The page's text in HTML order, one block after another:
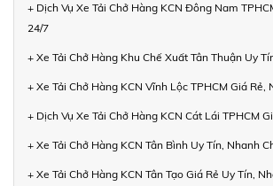
+ Dịch Vụ Xe Tải Chở Hàng KCN Đông Nam
24/7
+ Xe Tải Chở Hàng Khu Chế Xuất Tân Thuận Uy
+ Xe Tải Chở Hàng KCN Vĩnh Lộc TPHCM Giá Rẻ,
+ Dịch Vụ Xe Tải Chở Hàng KCN Cát Lái TPHCM
+ Xe Tải Chở Hàng KCN Tân Bình Uy Tín, Nhanh
+ Xe Tải Chở Hàng KCN Tân Tạo Giá Rẻ Uy Tín,